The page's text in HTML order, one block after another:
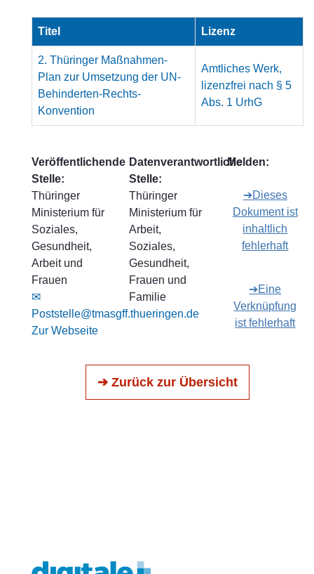
Titel Lizenz
2. Thüringer Maßnahmen-
Plan zur Umsetzung der UN-
Behinderten-Rechts-
Konvention
Amtliches Werk,
lizenzfrei nach § 5
Abs. 1 UrhG
Veröffentlichende
Stelle:
Thüringer
Ministerium für
Soziales,
Gesundheit,
Arbeit und
Frauen
✉
Poststelle@tmasgff.thueringen.de
Zur Webseite
Datenverantwortliche
Stelle:
Thüringer
Ministerium für
Arbeit,
Soziales,
Gesundheit,
Frauen und
Familie
Melden:
➔Dieses
Dokument ist
inhaltlich
fehlerhaft
➔Eine
Verknüpfung
ist fehlerhaft
➔ Zurück zur Übersicht